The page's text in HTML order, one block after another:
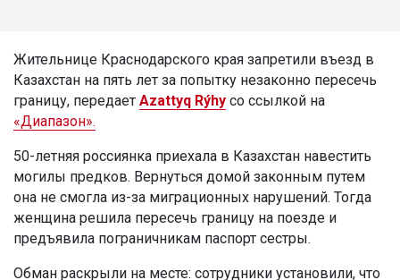
Жительнице Краснодарского края запретили въезд в
Казахстан на пять лет за попытку незаконно пересечь
границу, передает Azattyq Rýhy со ссылкой на
«Диапазон».
50-летняя россиянка приехала в Казахстан навестить
могилы предков. Вернуться домой законным путем
она не смогла из-за миграционных нарушений. Тогда
женщина решила пересечь границу на поезде и
предъявила пограничникам паспорт сестры.
Обман раскрыли на месте: сотрудники установили, что